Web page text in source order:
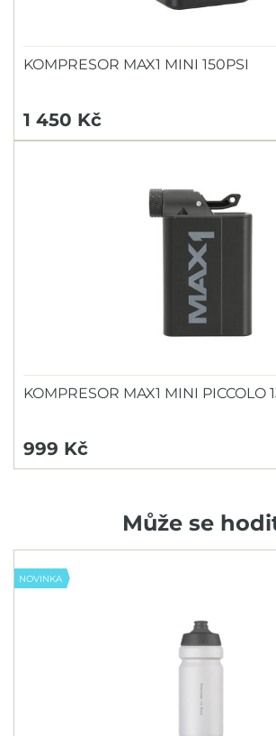
KOMPRESOR MAX1 MINI 150PSI
1 450 Kč
KOMPRESOR MAX1 MINI PICCOLO
999 Kč
Může se
NOVINKA